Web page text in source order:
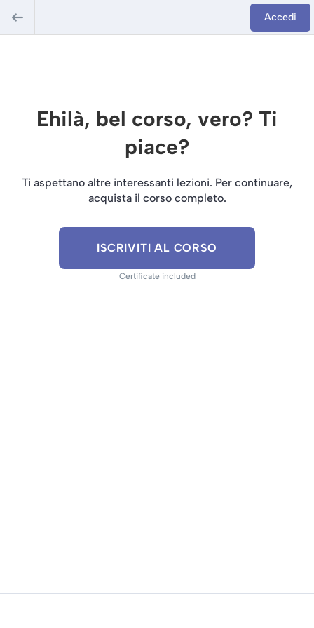
Accedi
Ehilà, bel corso, vero? Ti
piace?
Ti aspettano altre interessanti lezioni. Per continuare,
acquista il corso completo.
ISCRIVITI AL CORSO
Certificate included